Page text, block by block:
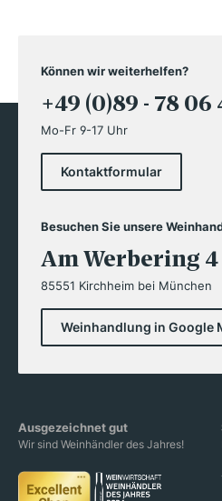
Können wir weiterhelfen?
+49 (0)89 - 78 06
Mo-Fr 9-17 Uhr
Kontaktformular
Besuchen Sie unsere
Am Werbering 4
85551 Kirchheim bei München
Weinhandlung in Google
Ausgezeichnet gut
Wir sind Weinhändler des Jahres!